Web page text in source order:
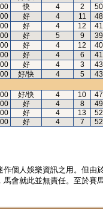
快 4 2
50
好 4 11
48
好 4 12
41
好 5 9
39
好 4 12
40
好 4 6
41
好 4 3
43
好/快 4 5
43
好/快 4 10
47
好 4 8
49
好 4 13
52
好 4 7 52
個人娛樂資訊之用。但
會就此並無責任。至於賽